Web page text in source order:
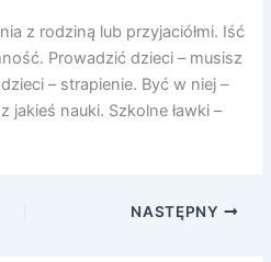
z rodziną lub przyjaciółmi. Iść
Prowadzić dzieci – musisz
– strapienie. Być w niej –
nauki. Szkolne ławki –
NASTĘPNY